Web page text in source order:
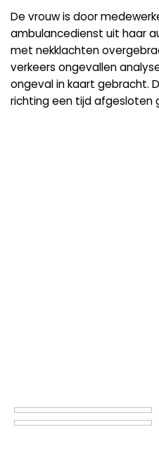
De vrouw is door
ambulancedienst uit haar
met nekklachten
verkeers ongevallen
ongeval in kaart gebracht.
richting een tijd afgesloten